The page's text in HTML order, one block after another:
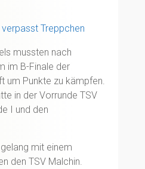
mussten nach
im B-Finale der
um Punkte zu kämpfen.
in der Vorrunde TSV
I und den
mit einem
den TSV Malchin.